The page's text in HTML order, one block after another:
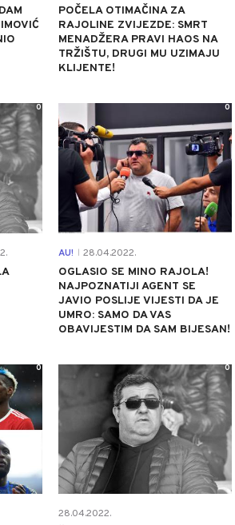
POČELA OTIMAČINA ZA
RAJOLINE ZVIJEZDE: SMRT
MENADŽERA PRAVI HAOS NA
TRŽIŠTU, DRUGI MU UZIMAJU
KLIJENTE!
0
AU! 28.04.2022.
OGLASIO SE MINO RAJOLA!
NAJPOZNATIJI AGENT SE
JAVIO POSLIJE VIJESTI DA JE
UMRO: SAMO DA VAS
OBAVIJESTIM DA SAM BIJESAN!
0
0
28.04.2022.
0